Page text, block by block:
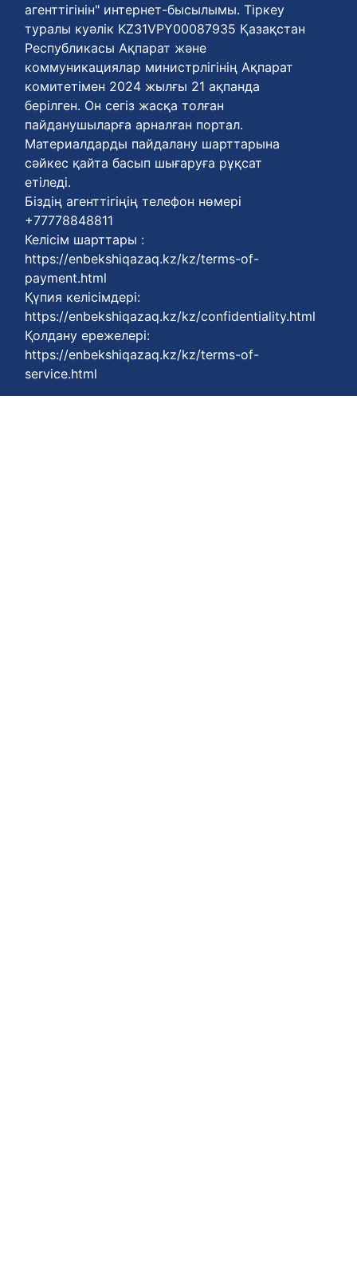
агенттігінін" интернет-бысылымы. Тіркеу
туралы куәлік KZ31VPY00087935 Қазақстан
Республикасы Ақпарат және
коммуникациялар министрлігінің Ақпарат
комитетімен 2024 жылғы 21 ақпанда
берілген. Он сегіз жасқа толған
пайданушыларға арналған портал.
Материалдарды пайдалану шарттарына
сәйкес қайта басып шығаруға рұқсат
етіледі.
Біздің агенттігіңің телефон нөмері
+77778848811
Келісім шарттары :
https://enbekshiqazaq.kz/kz/terms-of-
payment.html
Қүпия келісімдері:
https://enbekshiqazaq.kz/kz/confidentiality.html
Қолдану ережелері:
https://enbekshiqazaq.kz/kz/terms-of-
service.html